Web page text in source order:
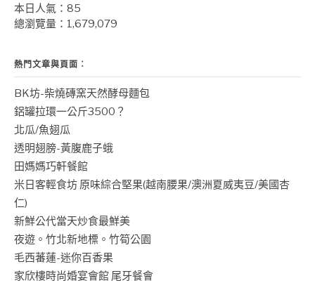
本日人氣：85
總瀏覽量：1,679,079
熱門文章與頁面︰
BK坊-柴燒磚窯天然酵母麵包
鋁罐拉環一公斤3500？
北瓜/魚翅瓜
透明翅膀-黃腹鹿子蛾
田媽媽巧軒餐館
米日客輕食坊 原味綜合堅果(越南腰果/澳洲夏威夷豆/美國杏
仁)
新鮮公代當天炒食最鮮美
夜遊。竹北新地標。竹筍公園
毛西蕃蓮-迷你百香果
家欣樓時尚婚宴會館 尾牙餐會